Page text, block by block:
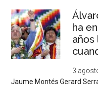
ha
años
3
Jaume Montés Gerard